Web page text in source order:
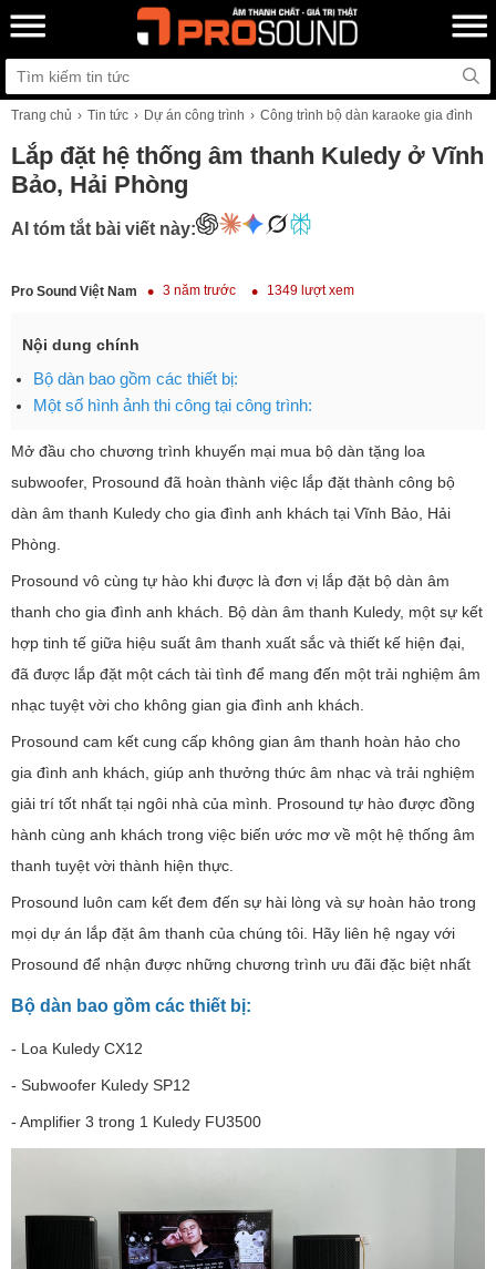
Trang chủ Tin tức Dự án công trình Công trình bộ dàn karaoke gia đình
Lắp đặt hệ thống âm thanh Kuledy ở Vĩnh
Bảo, Hải Phòng
AI tóm tắt bài viết này:
Pro Sound Việt Nam 3 năm trước 1349 lượt xem
Nội dung chính
Bộ dàn bao gồm các thiết bị:
Một số hình ảnh thi công tại công trình:
Mở đầu cho chương trình khuyến mại mua bộ dàn tặng loa
subwoofer, Prosound đã hoàn thành việc lắp đặt thành công bộ
dàn âm thanh Kuledy cho gia đình anh khách tại Vĩnh Bảo, Hải
Phòng.
Prosound vô cùng tự hào khi được là đơn vị lắp đặt bộ dàn âm
thanh cho gia đình anh khách. Bộ dàn âm thanh Kuledy, một sự kết
hợp tinh tế giữa hiệu suất âm thanh xuất sắc và thiết kế hiện đại,
đã được lắp đặt một cách tài tình để mang đến một trải nghiệm âm
nhạc tuyệt vời cho không gian gia đình anh khách.
Prosound cam kết cung cấp không gian âm thanh hoàn hảo cho
gia đình anh khách, giúp anh thưởng thức âm nhạc và trải nghiệm
giải trí tốt nhất tại ngôi nhà của mình. Prosound tự hào được đồng
hành cùng anh khách trong việc biến ước mơ về một hệ thống âm
thanh tuyệt vời thành hiện thực.
Prosound luôn cam kết đem đến sự hài lòng và sự hoàn hảo trong
mọi dự án lắp đặt âm thanh của chúng tôi. Hãy liên hệ ngay với
Prosound để nhận được những chương trình ưu đãi đặc biệt nhất
Bộ dàn bao gồm các thiết bị:
- Loa Kuledy CX12
- Subwoofer Kuledy SP12
- Amplifier 3 trong 1 Kuledy FU3500